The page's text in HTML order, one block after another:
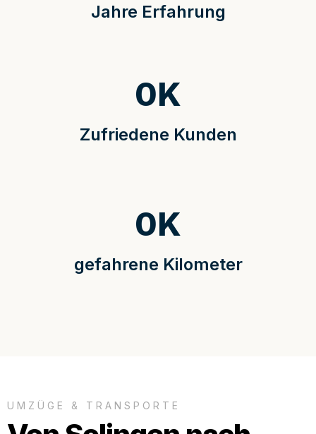
Jahre Erfahrung
Zufriedene Kunden
0K
gefahrene Kilometer
0K
UMZÜGE & TRANSPORTE